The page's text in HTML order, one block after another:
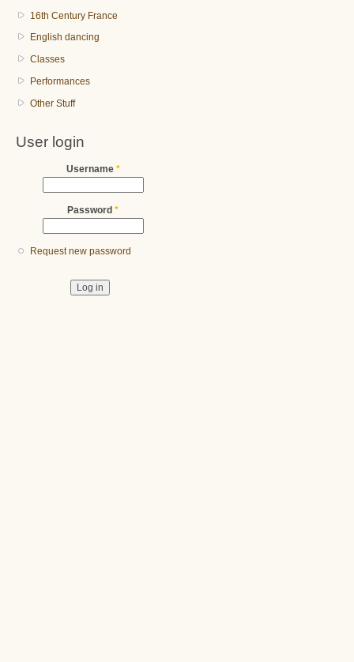
16th Century France
English dancing
Classes
Performances
Other Stuff
User login
Username *
Password *
Request new password